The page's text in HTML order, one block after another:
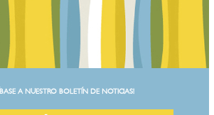
A NUESTRO BOLETÍN DE NOTICIAS!